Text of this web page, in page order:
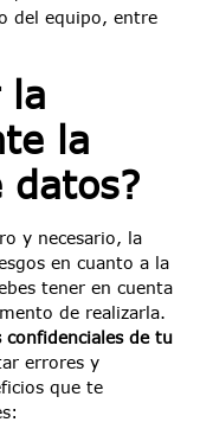
del equipo, entre
la
la
datos?
y necesario, la
en cuanto a la
tener en cuenta
de realizarla.
de tu
errores y
que te